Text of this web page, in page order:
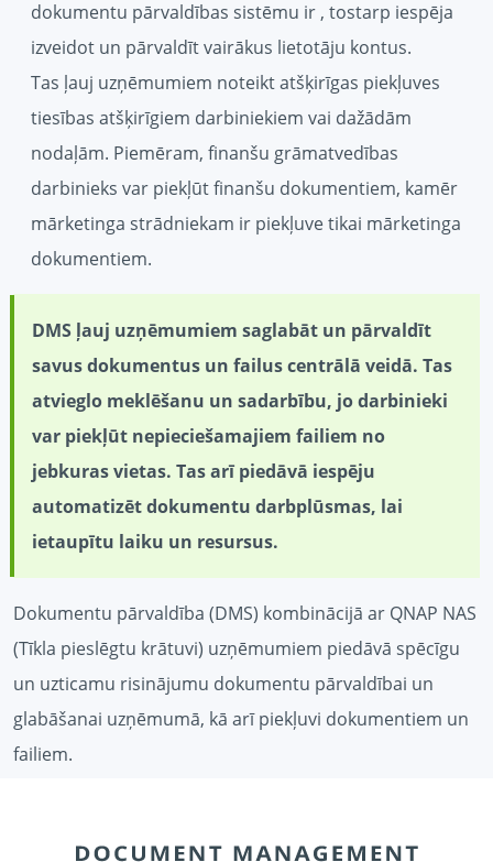
dokumentu pārvaldības sistēmu ir , tostarp iespēja
izveidot un pārvaldīt vairākus lietotāju kontus.
Tas ļauj uzņēmumiem noteikt atšķirīgas piekļuves
tiesības atšķirīgiem darbiniekiem vai dažādām
nodaļām. Piemēram, finanšu grāmatvedības
darbinieks var piekļūt finanšu dokumentiem, kamēr
mārketinga strādniekam ir piekļuve tikai mārketinga
dokumentiem.
DMS ļauj uzņēmumiem saglabāt un pārvaldīt
savus dokumentus un failus centrālā veidā. Tas
atvieglo meklēšanu un sadarbību, jo darbinieki
var piekļūt nepieciešamajiem failiem no
jebkuras vietas. Tas arī piedāvā iespēju
automatizēt dokumentu darbplūsmas, lai
ietaupītu laiku un resursus.
Dokumentu pārvaldība (DMS) kombinācijā ar QNAP NAS
(Tīkla pieslēgtu krātuvi) uzņēmumiem piedāvā spēcīgu
un uzticamu risinājumu dokumentu pārvaldībai un
glabāšanai uzņēmumā, kā arī piekļuvi dokumentiem un
failiem.